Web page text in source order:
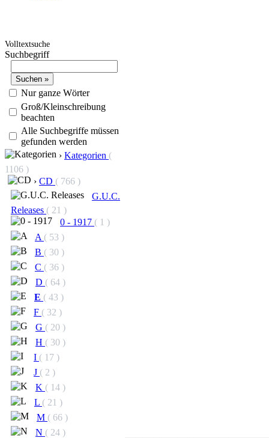
Volltextsuche
Suchbegriff
Nur ganze Wörter
Groß/Kleinschreibung
beachten
Alle Suchbegriffe müssen
gefunden werden
› Kategorien (
1106 )
› CD ( 766 )
G.U.C.
Releases ( 21 )
0 - 1917 ( 1 )
A ( 53 )
B ( 30 )
C ( 36 )
D ( 64 )
E ( 43 )
F ( 32 )
G ( 20 )
H ( 30 )
I ( 17 )
J ( 2 )
K ( 14 )
L ( 21 )
M ( 66 )
N ( 24 )